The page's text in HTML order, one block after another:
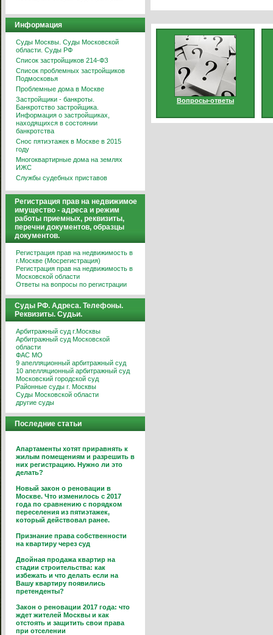
Информация
Суды Москвы. Суды Московской
области. Суды РФ
Список застройщиков 214-ФЗ
Список проблемных застройщиков
Подмосковья
Проблемные дома в Москве
Застройщики - банкроты.
Банкротство застройщика.
Информация о застройщиках,
находящихся в состоянии
банкротства
Снос пятиэтажек в Москве в 2015
году
Многоквартирные дома на землях
ИЖС
Службы судебных приставов
Регистрация прав на недвижимое
имущество - адреса и режим
работы приемных, реквизиты,
перечни документов, образцы
документов.
Регистрация прав на недвижимость в
г.Москве (Мосрегистрация)
Регистрация прав на недвижимость в
Московской области
Ответы на вопросы по регистрации
Суды РФ. Адреса. Телефоны.
Реквизиты. Судьи.
Арбитражный суд г.Москвы
Арбитражный суд Московской
области
ФАС МО
9 апелляционный арбитражный суд
10 апелляционный арбитражный суд
Московский городской суд
Районные суды г. Москвы
Суды Московской области
другие суды
Последние статьи
Апартаменты хотят приравнять к
жилым помещениям и разрешить в
них регистрацию. Нужно ли это
делать?
Новый закон о реновации в
Москве. Что изменилось с 2017
года по сравнению с порядком
переселения из пятиэтажек,
который действовал ранее.
Признание права собственности
на квартиру через суд
Двойная продажа квартир на
стадии строительства: как
избежать и что делать если на
Вашу квартиру появились
претенденты?
Закон о реновации 2017 года: что
ждет жителей Москвы и как
отстоять и защитить свои права
при отселении
Вопросы-ответы